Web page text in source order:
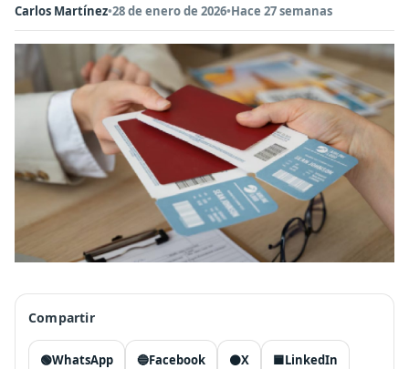
Carlos Martínez•28 de enero de 2026•Hace 27 semanas
Compartir
🟢WhatsApp 🔵Facebook ⚫X 🟦LinkedIn